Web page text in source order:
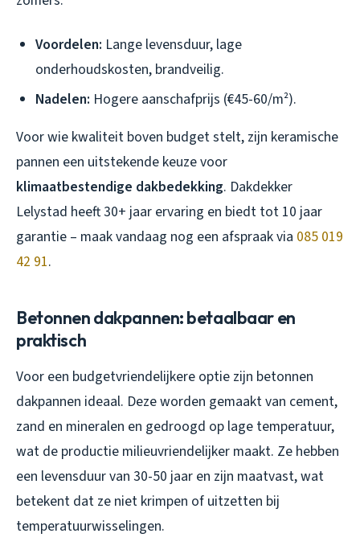
Voordelen: Lange levensduur, lage
onderhoudskosten, brandveilig.
Nadelen: Hogere aanschafprijs (€45-60/m²).
Voor wie kwaliteit boven budget stelt, zijn keramische
pannen een uitstekende keuze voor
klimaatbestendige dakbedekking. Dakdekker
Lelystad heeft 30+ jaar ervaring en biedt tot 10 jaar
garantie – maak vandaag nog een afspraak via 085 019
42 91.
Betonnen dakpannen: betaalbaar en
praktisch
Voor een budgetvriendelijkere optie zijn betonnen
dakpannen ideaal. Deze worden gemaakt van cement,
zand en mineralen en gedroogd op lage temperatuur,
wat de productie milieuvriendelijker maakt. Ze hebben
een levensduur van 30-50 jaar en zijn maatvast, wat
betekent dat ze niet krimpen of uitzetten bij
temperatuurwisselingen.